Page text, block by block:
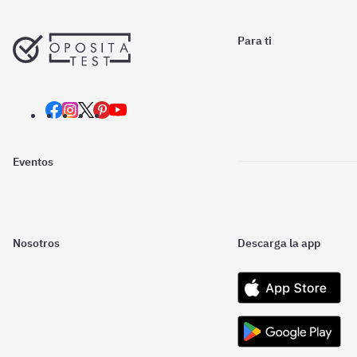
Para ti
Eventos
Nosotros Descarga la app